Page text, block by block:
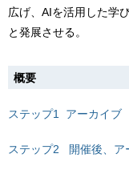
広げ、AIを活用した学
と発展させる。
概要
ステップ1 アーカイブ
ステップ2 開催後、ア